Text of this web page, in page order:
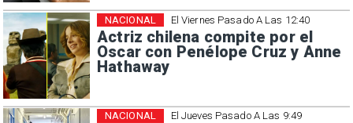
El Viernes Pasado A Las 12:40
Actriz chilena compite por el
Oscar con Penélope Cruz y Anne
Hathaway
NACIONAL
El Jueves Pasado A Las 9:49
NACIONAL